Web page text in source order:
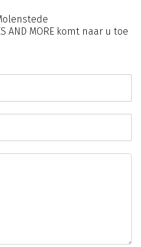
AND MORE komt naar u toe